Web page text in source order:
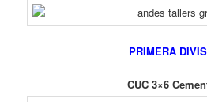
PRIMERA
CUC 3×6